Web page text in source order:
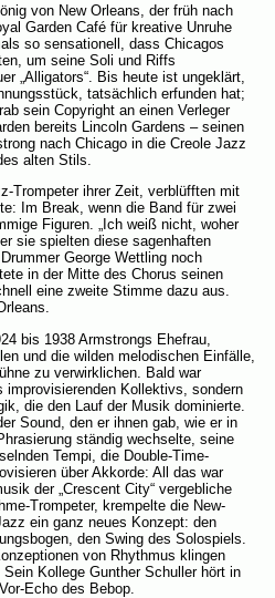
von New Orleans, der früh nach
Garden Café für kreative Unruhe
so sensationell, dass Chicagos
um seine Soli und Riffs
„Alligators“. Bis heute ist ungeklärt,
tatsächlich erfunden hat;
sein Copyright an einen Verleger
bereits Lincoln Gardens – seinen
nach Chicago in die Creole Jazz
alten Stils.
Trompeter ihrer Zeit, verblüfften mit
Im Break, wenn die Band für zwei
Figuren. „Ich weiß nicht, woher
sie spielten diese sagenhaften
George Wettling noch
in der Mitte des Chorus seinen
eine zweite Stimme dazu aus.
bis 1938 Armstrongs Ehefrau,
und die wilden melodischen Einfälle,
zu verwirklichen. Bald war
Kollektivs, sondern
die den Lauf der Musik dominierte.
Sound, den er ihnen gab, wie er in
ständig wechselte, seine
Tempi, die Double-Time-
über Akkorde: All das war
der „Crescent City“ vergebliche
Trompeter, krempelte die New-
ein ganz neues Konzept: den
den Swing des Solospiels.
von Rhythmus klingen
Kollege Gunther Schuller hört in
Echo des Bebop.